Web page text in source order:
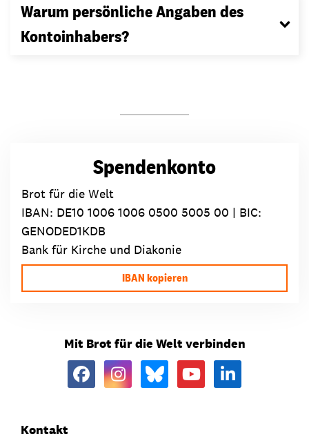
Warum persönliche Angaben des
Kontoinhabers?
Spendenkonto
Brot für die Welt
IBAN: DE10 1006 1006 0500 5005 00 | BIC:
GENODED1KDB
Bank für Kirche und Diakonie
IBAN kopieren
Mit Brot für die Welt verbinden
Kontakt